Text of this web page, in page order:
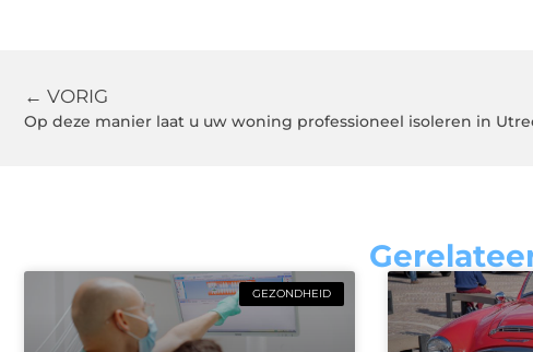
← VORIG
Op deze manier laat u uw woning professioneel isoleren in
GEZONDHEID